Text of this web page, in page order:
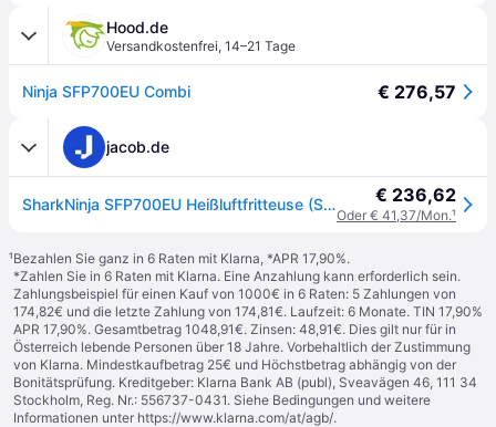
Hood.de
Versandkostenfrei, 14–21 Tage
Ninja SFP700EU Combi € 276,57
jacob.de
SharkNinja SFP700EU Heißluftfritteuse (SFP700EU) € 236,62
Oder € 41,37/Mon.¹
¹Bezahlen Sie ganz in 6 Raten mit Klarna, *APR 17,90%.
*Zahlen Sie in 6 Raten mit Klarna. Eine Anzahlung kann erforderlich sein.
Zahlungsbeispiel für einen Kauf von 1000€ in 6 Raten: 5 Zahlungen von
174,82€ und die letzte Zahlung von 174,81€. Laufzeit: 6 Monate. TIN 17,90%
APR 17,90%. Gesamtbetrag 1048,91€. Zinsen: 48,91€. Dies gilt nur für in
Österreich lebende Personen über 18 Jahre. Vorbehaltlich der Zustimmung
von Klarna. Mindestkaufbetrag 25€ und Höchstbetrag abhängig von der
Bonitätsprüfung. Kreditgeber: Klarna Bank AB (publ), Sveavägen 46, 111 34
Stockholm, Reg. Nr.: 556737-0431. Siehe Bedingungen und weitere
Informationen unter https://www.klarna.com/at/agb/.